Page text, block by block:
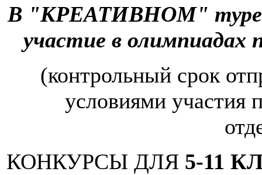
В "КРЕАТИВНОМ" туре
участие в олимпиадах
(контрольный срок
условиями участия
КОНКУРСЫ ДЛЯ 5-11